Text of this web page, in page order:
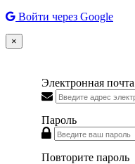
Войти через Google
×
Электронная почта
Пароль
Повторите пароль